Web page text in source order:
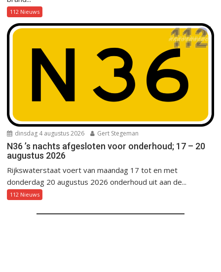
112 Nieuws
dinsdag 4 augustus 2026 Gert Stegeman
N36 ’s nachts afgesloten voor onderhoud; 17 – 20
augustus 2026
Rijkswaterstaat voert van maandag 17 tot en met
donderdag 20 augustus 2026 onderhoud uit aan de...
112 Nieuws